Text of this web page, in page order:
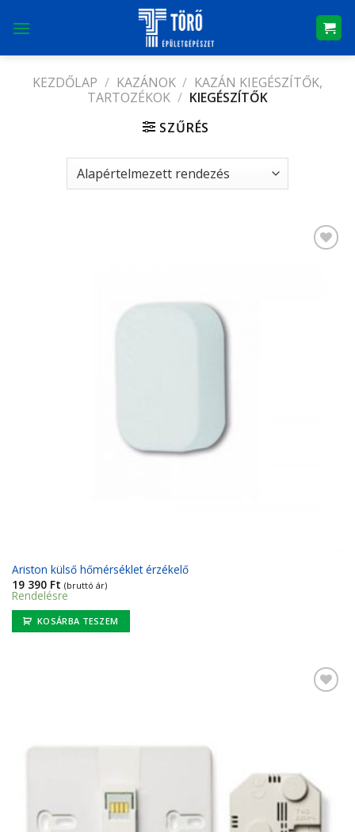
KEZDŐLAP / KAZÁNOK / KAZÁN KIEGÉSZÍTŐK,
TARTOZÉKOK / KIEGÉSZÍTŐK
SZŰRÉS
Ariston külső hőmérséklet érzékelő
19 390 Ft (bruttó ár)
Rendelésre
KOSÁRBA TESZEM